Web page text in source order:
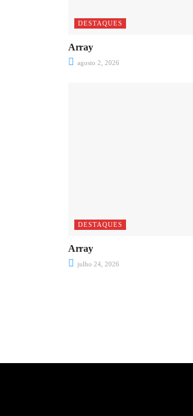
DESTAQUES
Array
agosto 2, 2026
DESTAQUES
Array
julho 24, 2026